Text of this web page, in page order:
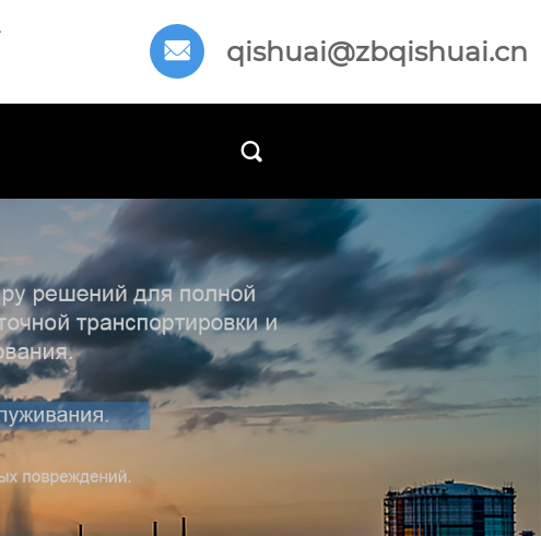
 qishuai@zbqishuai.cn
